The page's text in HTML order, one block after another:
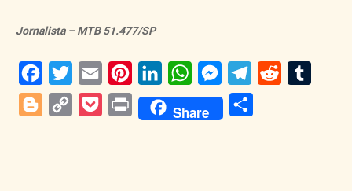
Jornalista – MTB 51.477/SP
Facebook
Twitter Email PinterestLinkedInWhatsAppMessengerTelegram
Reddit
BloggerCopy
PocketPrint Share